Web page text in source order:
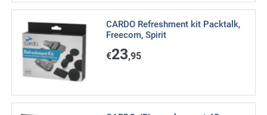
CARDO Refreshment kit Packtalk,
Freecom, Spirit
€23,95